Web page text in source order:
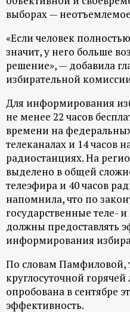
о
р
т
а
л
выборах —
«Если человек
значит, у него больше
решение», — добавила
избирательной
Для информирования
не менее 22 часов
времени на
телеканалах и 14 часов
радиостанциях. На
выделено в общей
телеэфира и 40 часов
напомнила, что по
государственные теле-
должны предоставлять
информирования
По словам Памфиловой,
круглосуточной
опробована в сентябре
эффективность.